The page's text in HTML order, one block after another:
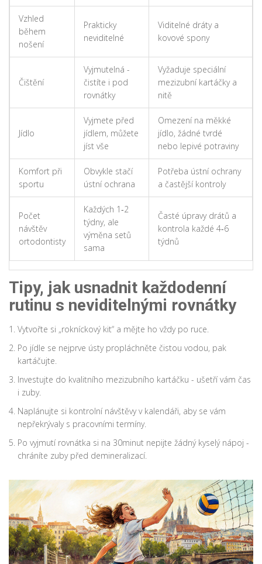
Vzhled
během
nošení
Prakticky
neviditelné
Viditelné dráty a
kovové spony
Čištění
Vyjmutelná -
čistíte i pod
rovnátky
Vyžaduje speciální
mezizubní kartáčky a
nitě
Jídlo
Vyjmete před
jídlem, můžete
jíst vše
Omezení na měkké
jídlo, žádné tvrdé
nebo lepivé potraviny
Komfort při
sportu
Obvykle stačí
ústní ochrana
Potřeba ústní ochrany
a častější kontroly
Počet
návštěv
ortodontisty
Každých 1‑2
týdny, ale
výměna setů
sama
Časté úpravy drátů a
kontrola každé 4‑6
týdnů
Tipy, jak usnadnit každodenní
rutinu s neviditelnými rovnátky
Vytvořte si „rokníckový kit“ a mějte ho vždy po ruce.
Po jídle se nejprve ústy propláchněte čistou vodou, pak
kartáčujte.
Investujte do kvalitního mezizubního kartáčku - ušetří vám čas
i zuby.
Naplánujte si kontrolní návštěvy v kalendáři, aby se vám
nepřekrývaly s pracovními termíny.
Po vyjmutí rovnátka si na 30minut nepijte žádný kyselý nápoj -
chráníte zuby před demineralizací.